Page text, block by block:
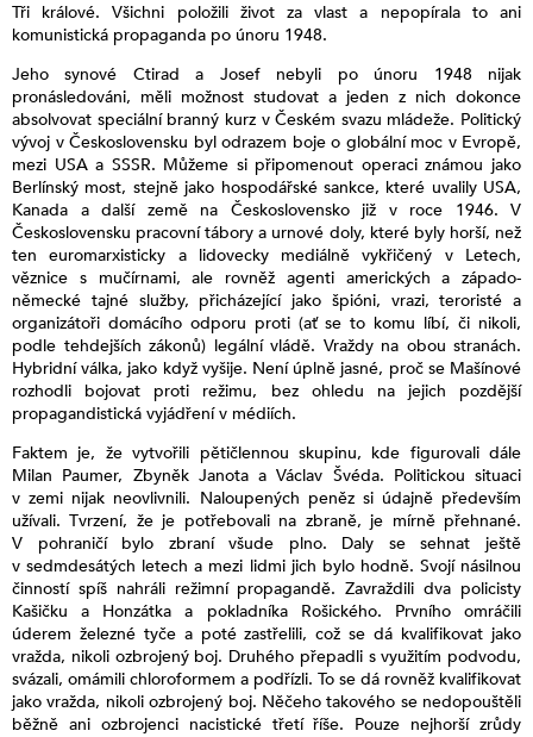
Tři králové. Všichni položili život za vlast a nepopírala to ani
komunistická propaganda po únoru 1948.
Jeho synové Ctirad a Josef nebyli po únoru 1948 nijak
pronásledováni, měli možnost studovat a jeden z nich dokonce
absolvovat speciální branný kurz v Českém svazu mládeže. Politický
vývoj v Československu byl odrazem boje o globální moc v Evropě,
mezi USA a SSSR. Můžeme si připomenout operaci známou jako
Berlínský most, stejně jako hospodářské sankce, které uvalily USA,
Kanada a další země na Československo již v roce 1946. V
Československu pracovní tábory a urnové doly, které byly horší, než
ten euromarxisticky a lidovecky mediálně vykřičený v Letech,
věznice s mučírnami, ale rovněž agenti amerických a západo-
německé tajné služby, přicházející jako špióni, vrazi, teroristé a
organizátoři domácího odporu proti (ať se to komu líbí, či nikoli,
podle tehdejších zákonů) legální vládě. Vraždy na obou stranách.
Hybridní válka, jako když vyšije. Není úplně jasné, proč se Mašínové
rozhodli bojovat proti režimu, bez ohledu na jejich pozdější
propagandistická vyjádření v médiích.
Faktem je, že vytvořili pětičlennou skupinu, kde figurovali dále
Milan Paumer, Zbyněk Janota a Václav Švéda. Politickou situaci
v zemi nijak neovlivnili. Naloupených peněz si údajně především
užívali. Tvrzení, že je potřebovali na zbraně, je mírně přehnané.
V pohraničí bylo zbraní všude plno. Daly se sehnat ještě
v sedmdesátých letech a mezi lidmi jich bylo hodně. Svojí násilnou
činností spíš nahráli režimní propagandě. Zavraždili dva policisty
Kašičku a Honzátka a pokladníka Rošického. Prvního omráčili
úderem železné tyče a poté zastřelili, což se dá kvalifikovat jako
vražda, nikoli ozbrojený boj. Druhého přepadli s využitím podvodu,
svázali, omámili chloroformem a podřízli. To se dá rovněž kvalifikovat
jako vražda, nikoli ozbrojený boj. Něčeho takového se nedopouštěli
běžně ani ozbrojenci nacistické třetí říše. Pouze nejhorší zrůdy